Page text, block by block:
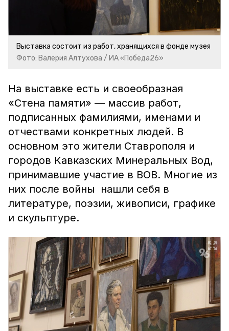
Выставка состоит из работ, хранящихся в фонде музея
Фото: Валерия Алтухова / ИА «Победа26»
На выставке есть и своеобразная
«Стена памяти» — массив работ,
подписанных фамилиями, именами и
отчествами конкретных людей. В
основном это жители Ставрополя и
городов Кавказских Минеральных Вод,
принимавшие участие в ВОВ. Многие из
них после войны нашли себя в
литературе, поэзии, живописи, графике
и скульптуре.